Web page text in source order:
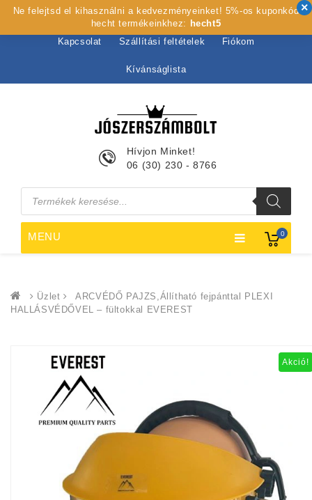
Kezdőlap Rólunk Webshop Szolgáltatások
Kapcsolat Szállítási feltételek Fiókom
Kívánságlista
0
Hívjon Minket!
06 (30) 230 - 8766
Products
search
MENU
Üzlet
ARCVÉDŐ PAJZS,Állítható fejpánttal PLEXI
HALLÁSVÉDŐVEL – fültokkal EVEREST
Akció!
Ne felejtsd el kihasználni a kedvezményeinket! 5%-os kuponkód
hecht termékeinkhez: hecht5